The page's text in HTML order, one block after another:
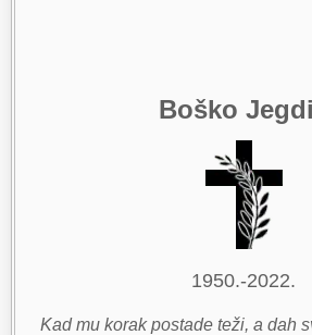
Boško
1950.-2022.
Kad mu korak postade teži, a dah